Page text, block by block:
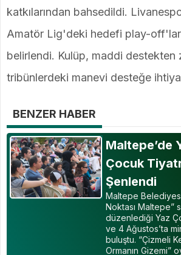
katkılarından bahsedildi.
Amatör Lig'deki hedefi play-
belirlendi. Kulüp, maddi destekten
tribünlerdeki manevi desteğe
BENZER HABER
Maltepe’de
Çocuk
Şenlendi
Maltepe
Noktası Maltepe”
düzenlediği Yaz
ve 4 Ağustos’ta
buluştu. “Çizmeli
Ormanın Gizemi”